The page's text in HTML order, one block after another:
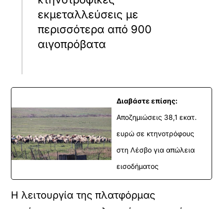
εκμεταλλεύσεις με
περισσότερα από 900
αιγοπρόβατα
Διαβάστε επίσης:
Αποζημιώσεις 38,1 εκατ.
ευρώ σε κτηνοτρόφους
στη Λέσβο για απώλεια
εισοδήματος
Η λειτουργία της πλατφόρμας